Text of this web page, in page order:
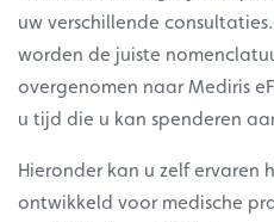
uw verschillende
worden de juiste
overgenomen naar Mediris
u tijd die u kan spenderen
Hieronder kan u zelf ervaren
ontwikkeld voor medische